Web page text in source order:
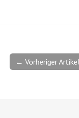
← Vorheriger